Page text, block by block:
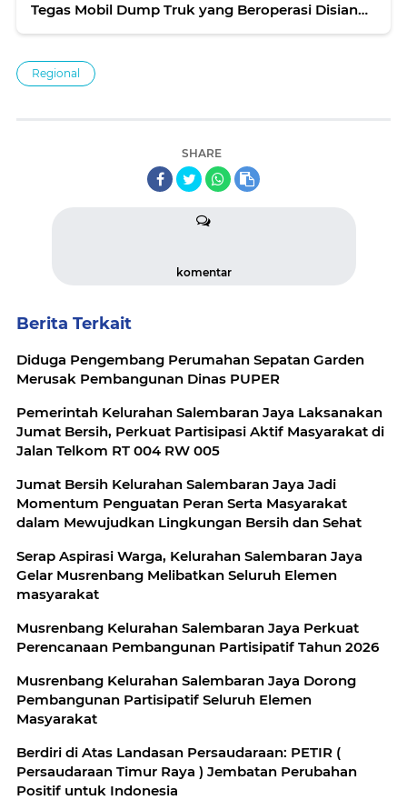
Tegas Mobil Dump Truk yang Beroperasi Disiang
Regional
SHARE
komentar
Berita Terkait
Diduga Pengembang Perumahan Sepatan Garden
Merusak Pembangunan Dinas PUPER
Pemerintah Kelurahan Salembaran Jaya Laksanakan
Jumat Bersih, Perkuat Partisipasi Aktif Masyarakat di
Jalan Telkom RT 004 RW 005
Jumat Bersih Kelurahan Salembaran Jaya Jadi
Momentum Penguatan Peran Serta Masyarakat
dalam Mewujudkan Lingkungan Bersih dan Sehat
Serap Aspirasi Warga, Kelurahan Salembaran Jaya
Gelar Musrenbang Melibatkan Seluruh Elemen
masyarakat
Musrenbang Kelurahan Salembaran Jaya Perkuat
Perencanaan Pembangunan Partisipatif Tahun 2026
Musrenbang Kelurahan Salembaran Jaya Dorong
Pembangunan Partisipatif Seluruh Elemen
Masyarakat
Berdiri di Atas Landasan Persaudaraan: PETIR (
Persaudaraan Timur Raya ) Jembatan Perubahan
Positif untuk Indonesia